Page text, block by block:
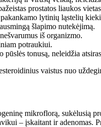
prostatos liaukos
lytinių ląstelių
šlapimo nutekėjimą.
iš organizmo.
potraukiui.
tonusą, neleidžia
vaistus nuo
mikroflorą, sukėlusią
– įskaitant ir